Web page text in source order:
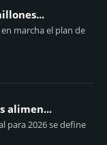
marcha el plan de
alimen...
para 2026 se define